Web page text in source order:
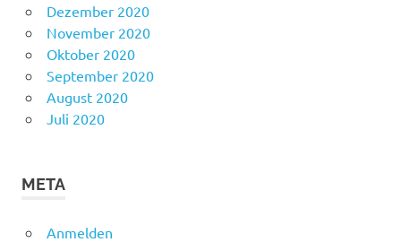
Dezember 2020
November 2020
Oktober 2020
September 2020
August 2020
Juli 2020
META
Anmelden